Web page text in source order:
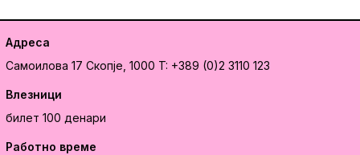
Адреса
Самоилова 17 Скопје, 1000 T: +389 (0)2 3110 123
Влезници
билет 100 денари
Работно време